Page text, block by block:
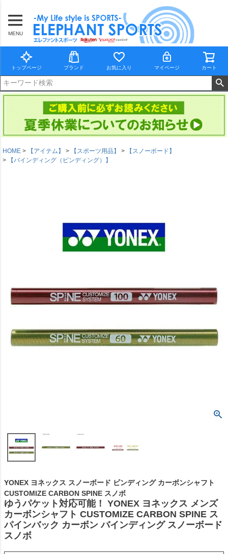
MENU
トップページ ブランド お気に入り マイページ カート
HOME 【アイテム】 【スポーツ用品】
【スノーボード】
【バインディング（ビンディング）】
YONEX ヨネックス スノーボード ビンディング カーボンシャフト
CUSTOMIZE CARBON SPINE スノボ
ゆうパケット対応可能！ YONEX ヨネックス メンズ
カーボンシャフト CUSTOMIZE CARBON SPINE ス
パインバック カーボン バインディング スノーボード
スノボ